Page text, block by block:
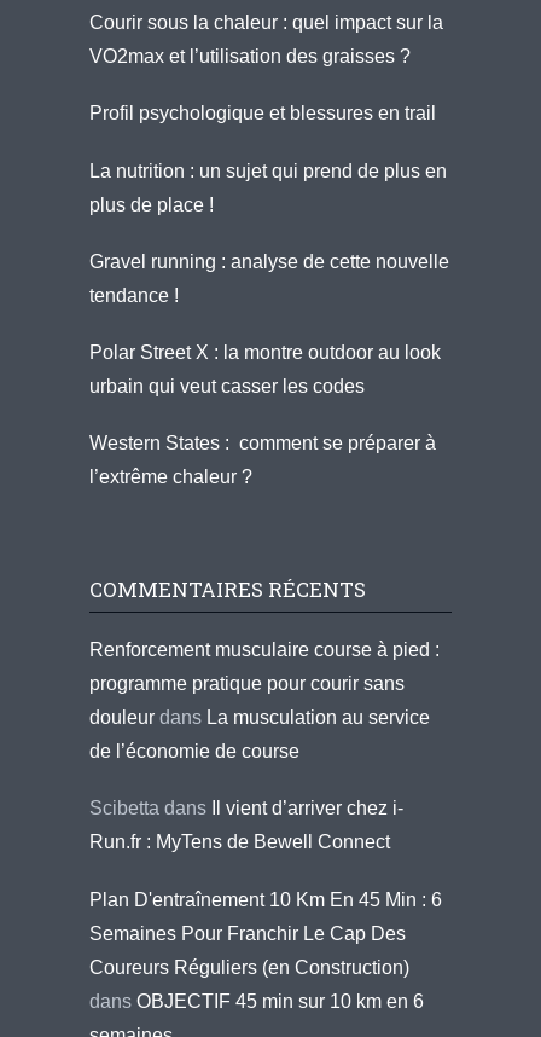
Courir sous la chaleur : quel impact sur la
VO2max et l’utilisation des graisses ?
Profil psychologique et blessures en trail
La nutrition : un sujet qui prend de plus en
plus de place !
Gravel running : analyse de cette nouvelle
tendance !
Polar Street X : la montre outdoor au look
urbain qui veut casser les codes
Western States : comment se préparer à
l’extrême chaleur ?
COMMENTAIRES RÉCENTS
Renforcement musculaire course à pied :
programme pratique pour courir sans
douleur dans La musculation au service
de l’économie de course
Scibetta dans
Il vient d’arriver chez i-
Run.fr : MyTens de Bewell Connect
Plan D'entraînement 10 Km En 45 Min : 6
Semaines Pour Franchir Le Cap Des
Coureurs Réguliers (en Construction)
dans OBJECTIF 45 min sur 10 km en 6